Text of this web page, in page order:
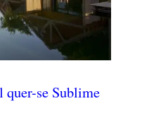
quer-se Sublime